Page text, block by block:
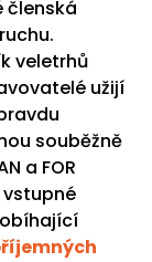
členská
veletrhů
užijí
souběžně
a FOR
vstupné